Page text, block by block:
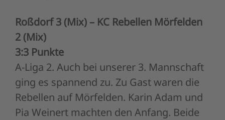
Roßdorf 3 (Mix) – KC Rebellen Mörfelden
2 (Mix)
3:3 Punkte
A-Liga 2. Auch bei unserer 3. Mannschaft
ging es spannend zu. Zu Gast waren die
Rebellen auf Mörfelden. Karin Adam und
Pia Weinert machten den Anfang. Beide